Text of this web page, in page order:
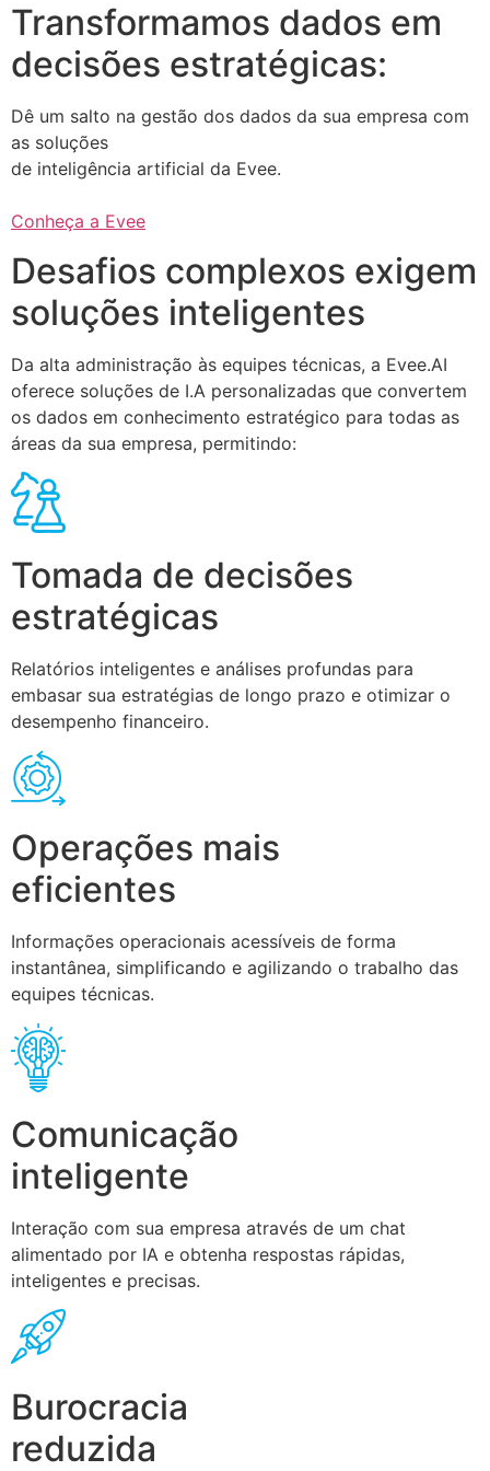
Transformamos dados em
decisões estratégicas:
Dê um salto na gestão dos dados da sua empresa com
as soluções
de inteligência artificial da Evee.
Conheça a Evee
Desafios complexos exigem
soluções inteligentes
Da alta administração às equipes técnicas, a Evee.AI
oferece soluções de I.A personalizadas que convertem
os dados em conhecimento estratégico para todas as
áreas da sua empresa, permitindo:
Tomada de decisões
estratégicas
Relatórios inteligentes e análises profundas para
embasar sua estratégias de longo prazo e otimizar o
desempenho financeiro.
Operações mais
eficientes
Informações operacionais acessíveis de forma
instantânea, simplificando e agilizando o trabalho das
equipes técnicas.
Comunicação
inteligente
Interação com sua empresa através de um chat
alimentado por IA e obtenha respostas rápidas,
inteligentes e precisas.
Burocracia
reduzida